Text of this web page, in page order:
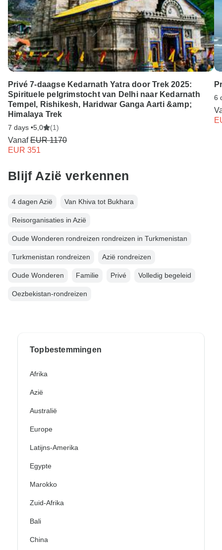
Privé 7-daagse Kedarnath Yatra door Trek 2025:
Spirituele pelgrimstocht van Delhi naar Kedarnath
Tempel, Rishikesh, Haridwar Ganga Aarti &amp;
Himalaya Trek
7 days •5,0 (1)
VanafEUR 1170
EUR 351
6
Blijf Azië verkennen
4 dagen Azië Van Khiva tot Bukhara
Reisorganisaties in Azië
Oude Wonderen rondreizen rondreizen in Turkmenistan
Turkmenistan rondreizen Azië rondreizen
Oude Wonderen Familie Privé Volledig begeleid
Oezbekistan-rondreizen
Topbestemmingen
Afrika
Azië
Australië
Europe
Latijns-Amerika
Egypte
Marokko
Zuid-Afrika
Bali
China